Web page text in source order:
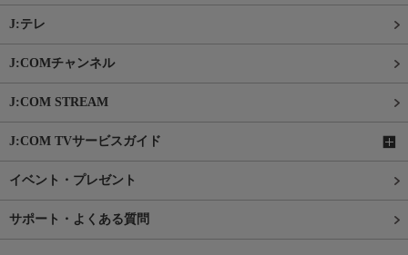
J:テレ
J:COMチャンネル
J:COM STREAM
J:COM TVサービスガイド
イベント・プレゼント
サポート・よくある質問